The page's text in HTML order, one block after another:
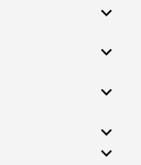
expand_more
expand_more
expand_more
expand_more
expand_more